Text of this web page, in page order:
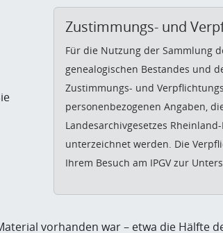
Zustimmungs- und
Für die Nutzung der Sammlung
genealogischen Bestandes und
Zustimmungs- und
personenbezogenen Angaben,
Landesarchivgesetzes
unterzeichnet werden. Die
Ihrem Besuch am IPGV zur
vorhanden war – etwa die Hälfte